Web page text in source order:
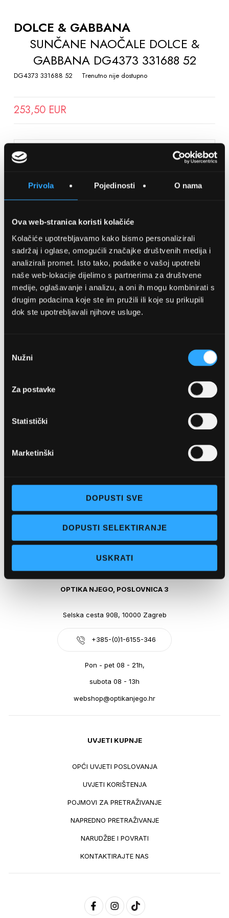
Privola Pojedinosti O nama
Ova web-stranica koristi kolačiće
Kolačiće upotrebljavamo kako bismo personalizirali
sadržaj i oglase, omogućili značajke društvenih medija i
analizirali promet. Isto tako, podatke o vašoj upotrebi
naše web-lokacije dijelimo s partnerima za društvene
medije, oglašavanje i analizu, a oni ih mogu kombinirati s
drugim podacima koje ste im pružili ili koje su prikupili
dok ste upotrebljavali njihove usluge.
pristanka
Nužni
Za postavke
Statistički
Marketinški
DOPUSTI SVE
DOPUSTI SELEKTIRANJE
USKRATI
THE
BEGINNING
GALLERY
DOLCE & GABBANA
SUNČANE NAOČALE DOLCE &
GABBANA DG4373 331688 52
DG4373 331688 52 Trenutno nije dostupno
253,50 EUR
SPREMITE NA LISTU ŽELJA
Detalji
OPTIKA NJEGO, POSLOVNICA 1
Pon - pet: 07 - 21h,
Sub: 07-21h
webshop@optikanjego.hr
OPTIKA NJEGO, POSLOVNICA 3
Selska cesta 90B, 10000 Zagreb
+385-(0)1-6155-346
Pon - pet 08 - 21h,
subota 08 - 13h
webshop@optikanjego.hr
UVJETI KUPNJE
OPĆI UVJETI POSLOVANJA
UVJETI KORIŠTENJA
POJMOVI ZA PRETRAŽIVANJE
NAPREDNO PRETRAŽIVANJE
NARUDŽBE I POVRATI
KONTAKTIRAJTE NAS